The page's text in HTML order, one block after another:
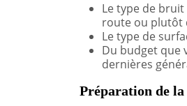
Le type de
route ou plutôt
Le type de
Du budget que
dernières
Préparation de